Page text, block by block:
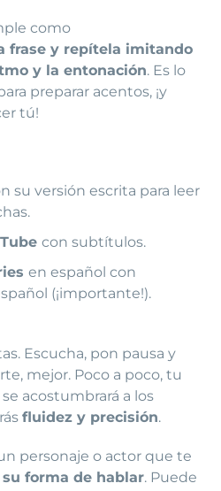
como
frase y repítela imitando
y la entonación. Es lo
preparar acentos, ¡y
tú!
su versión escrita para leer
con subtítulos.
en español con
(¡importante!).
Escucha, pon pausa y
mejor. Poco a poco, tu
acostumbrará a los
fluidez y precisión.
personaje o actor que te
forma de hablar. Puede